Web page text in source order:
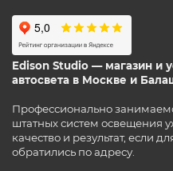
Edison Studio — магазин и
автосвета в Москве и
Профессионально
штатных систем освещения
качество и результат, если
обратились по адресу.